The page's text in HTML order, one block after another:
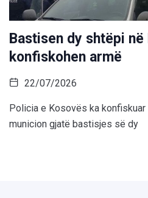
Bastisen dy shtëpi në
konfiskohen armë
22/07/2026
Policia e Kosovës ka
municion gjatë bastisjes së dy